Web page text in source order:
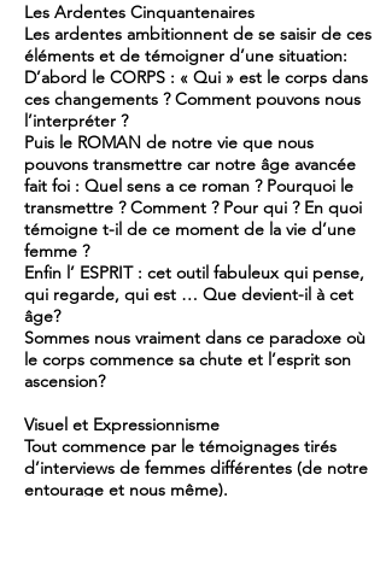
Les Ardentes Cinquantenaires
Les ardentes ambitionnent de se saisir de ces
éléments et de témoigner d’une situation:
D’abord le CORPS : « Qui » est le corps dans
ces changements ? Comment pouvons nous
l’interpréter ?
Puis le ROMAN de notre vie que nous
pouvons transmettre car notre âge avancée
fait foi : Quel sens a ce roman ? Pourquoi le
transmettre ? Comment ? Pour qui ? En quoi
témoigne t-il de ce moment de la vie d’une
femme ?
Enfin l’ ESPRIT : cet outil fabuleux qui pense,
qui regarde, qui est … Que devient-il à cet
âge?
Sommes nous vraiment dans ce paradoxe où
le corps commence sa chute et l’esprit son
ascension?
Visuel et Expressionnisme
Tout commence par le témoignages tirés
d’interviews de femmes différentes (de notre
entourage et nous même).